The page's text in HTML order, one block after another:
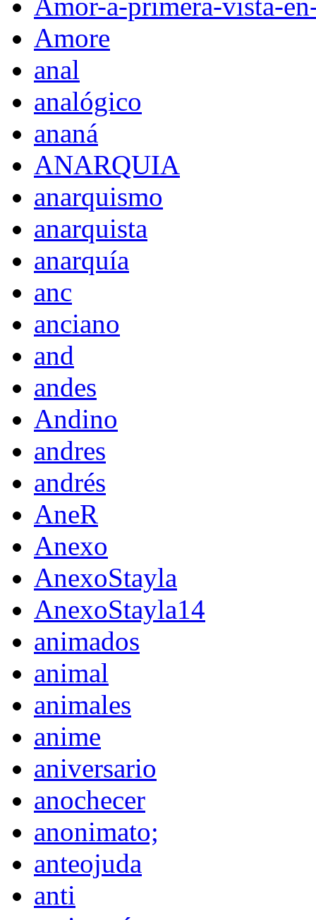
Amor-a-primera-vista-
Amore
anal
analógico
ananá
ANARQUIA
anarquismo
anarquista
anarquía
anc
anciano
and
andes
Andino
andres
andrés
AneR
Anexo
AnexoStayla
AnexoStayla14
animados
animal
animales
anime
aniversario
anochecer
anonimato;
anteojuda
anti